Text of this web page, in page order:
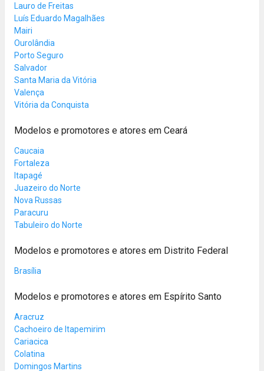
Lauro de Freitas
Luís Eduardo Magalhães
Mairi
Ourolândia
Porto Seguro
Salvador
Santa Maria da Vitória
Valença
Vitória da Conquista
Modelos e promotores e atores em Ceará
Caucaia
Fortaleza
Itapagé
Juazeiro do Norte
Nova Russas
Paracuru
Tabuleiro do Norte
Modelos e promotores e atores em Distrito Federal
Brasília
Modelos e promotores e atores em Espírito Santo
Aracruz
Cachoeiro de Itapemirim
Cariacica
Colatina
Domingos Martins